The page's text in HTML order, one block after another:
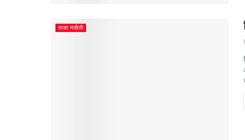
शाळा माहिती